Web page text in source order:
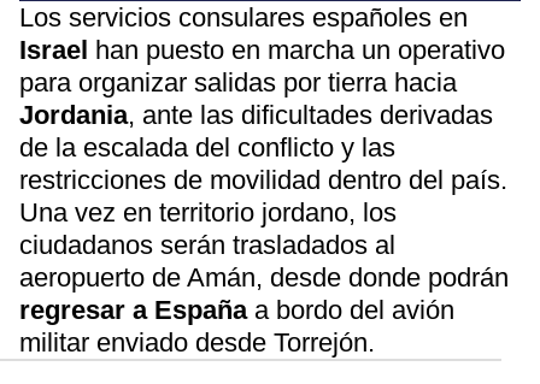
Los servicios consulares españoles en
Israel han puesto en marcha un operativo
para organizar salidas por tierra hacia
Jordania, ante las dificultades derivadas
de la escalada del conflicto y las
restricciones de movilidad dentro del país.
Una vez en territorio jordano, los
ciudadanos serán trasladados al
aeropuerto de Amán, desde donde podrán
regresar a España a bordo del avión
militar enviado desde Torrejón.